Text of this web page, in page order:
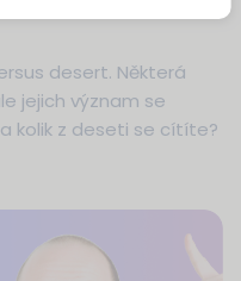
desert. Některá
jejich význam se
kolik z deseti se cítíte?